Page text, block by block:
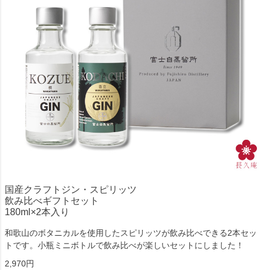
国産クラフトジン・スピリッツ
飲み比べギフトセット
180ml×2本入り
和歌山のボタニカルを使用したスピリッツが飲み比べできる2本セッ
トです。小瓶ミニボトルで飲み比べが楽しいセットにしました！
2,970円